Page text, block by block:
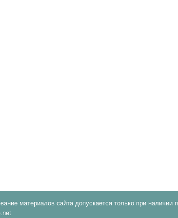
материалов сайта допускается только при наличии